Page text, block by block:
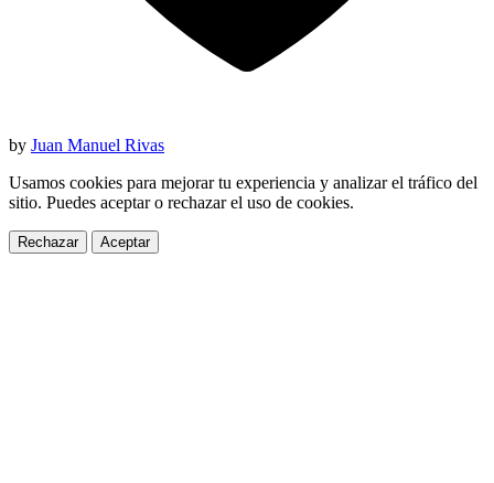
by Juan Manuel Rivas
Usamos cookies para mejorar tu experiencia y analizar el tráfico del
sitio. Puedes aceptar o rechazar el uso de cookies.
Rechazar Aceptar